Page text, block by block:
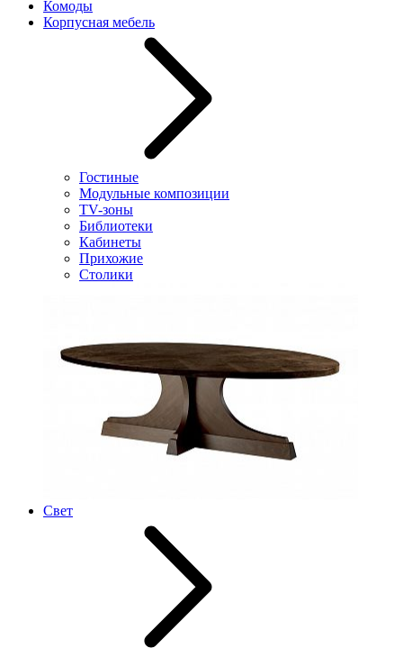
Комоды
Корпусная мебель
Гостиные
Модульные композиции
TV-зоны
Библиотеки
Кабинеты
Прихожие
Столики
Свет